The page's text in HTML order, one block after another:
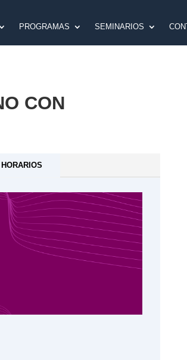
PROGRAMAS SEMINARIOS
CON
HORARIOS